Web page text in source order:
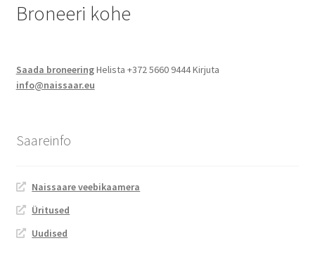
Broneeri kohe
Saada broneeringHelista +372 5660 9444 Kirjuta
info@naissaar.eu
Saareinfo
Naissaare veebikaamera
Üritused
Uudised